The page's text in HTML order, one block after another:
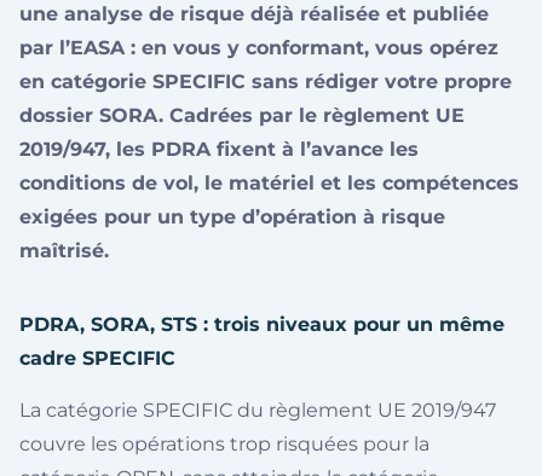
une analyse de risque déjà réalisée et publiée
par l’EASA : en vous y conformant, vous opérez
en catégorie SPECIFIC sans rédiger votre propre
dossier SORA. Cadrées par le règlement UE
2019/947, les PDRA fixent à l’avance les
conditions de vol, le matériel et les compétences
exigées pour un type d’opération à risque
maîtrisé.
PDRA, SORA, STS : trois niveaux pour un même
cadre SPECIFIC
La catégorie SPECIFIC du règlement UE 2019/947
couvre les opérations trop risquées pour la